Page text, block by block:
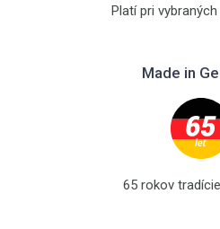
Platí pri
Made in
65 rokov